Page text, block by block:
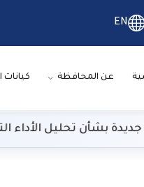
EN
عن المحافظة
بشأن تحليل الأداء